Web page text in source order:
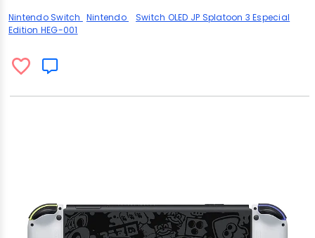
Nintendo Switch Nintendo
Switch OLED JP Splatoon 3 Especial
Edition HEG-001